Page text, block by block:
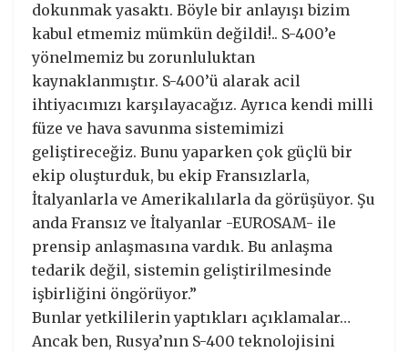
dokunmak yasaktı. Böyle bir anlayışı bizim
kabul etmemiz mümkün değildi!.. S-400’e
yönelmemiz bu zorunluluktan
kaynaklanmıştır. S-400’ü alarak acil
ihtiyacımızı karşılayacağız. Ayrıca kendi milli
füze ve hava savunma sistemimizi
geliştireceğiz. Bunu yaparken çok güçlü bir
ekip oluşturduk, bu ekip Fransızlarla,
İtalyanlarla ve Amerikalılarla da görüşüyor. Şu
anda Fransız ve İtalyanlar -EUROSAM- ile
prensip anlaşmasına vardık. Bu anlaşma
tedarik değil, sistemin geliştirilmesinde
işbirliğini öngörüyor.”
Bunlar yetkililerin yaptıkları açıklamalar…
Ancak ben, Rusya’nın S-400 teknolojisini